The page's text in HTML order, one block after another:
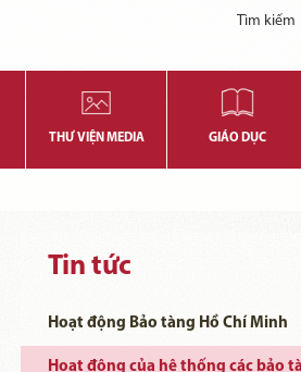
THƯ VIỆN MEDIA GIÁO DỤC
Tin tức
Hoạt động Bảo tàng Hồ Chí Minh
Hoạt động của hệ thống các bảo